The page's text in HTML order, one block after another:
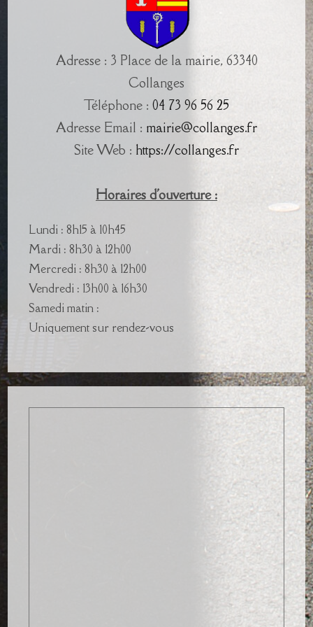
Adresse : 3 Place de la mairie, 63340
Collanges
Téléphone : 04 73 96 56 25
Adresse Email : mairie@collanges.fr
Site Web : https://collanges.fr
Horaires d'ouverture :
Lundi : 8h15 à 10h45
Mardi : 8h30 à 12h00
Mercredi : 8h30 à 12h00
Vendredi : 13h00 à 16h30
Samedi matin :
Uniquement sur rendez-vous